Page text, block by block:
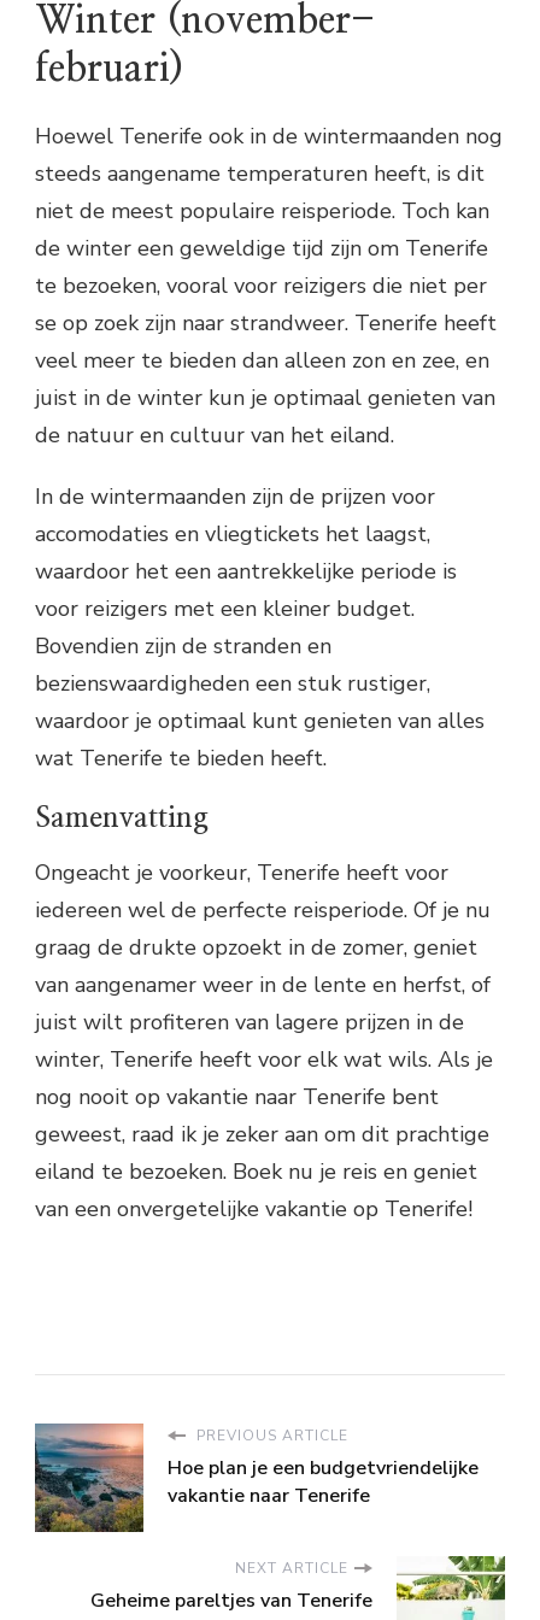
Winter (november-
februari)
Hoewel Tenerife ook in de wintermaanden nog
steeds aangename temperaturen heeft, is dit
niet de meest populaire reisperiode. Toch kan
de winter een geweldige tijd zijn om Tenerife
te bezoeken, vooral voor reizigers die niet per
se op zoek zijn naar strandweer. Tenerife heeft
veel meer te bieden dan alleen zon en zee, en
juist in de winter kun je optimaal genieten van
de natuur en cultuur van het eiland.
In de wintermaanden zijn de prijzen voor
accomodaties en vliegtickets het laagst,
waardoor het een aantrekkelijke periode is
voor reizigers met een kleiner budget.
Bovendien zijn de stranden en
bezienswaardigheden een stuk rustiger,
waardoor je optimaal kunt genieten van alles
wat Tenerife te bieden heeft.
Samenvatting
Ongeacht je voorkeur, Tenerife heeft voor
iedereen wel de perfecte reisperiode. Of je nu
graag de drukte opzoekt in de zomer, geniet
van aangenamer weer in de lente en herfst, of
juist wilt profiteren van lagere prijzen in de
winter, Tenerife heeft voor elk wat wils. Als je
nog nooit op vakantie naar Tenerife bent
geweest, raad ik je zeker aan om dit prachtige
eiland te bezoeken. Boek nu je reis en geniet
van een onvergetelijke vakantie op Tenerife!
PREVIOUS ARTICLE
Hoe plan je een budgetvriendelijke
vakantie naar Tenerife
NEXT ARTICLE
Geheime pareltjes van Tenerife